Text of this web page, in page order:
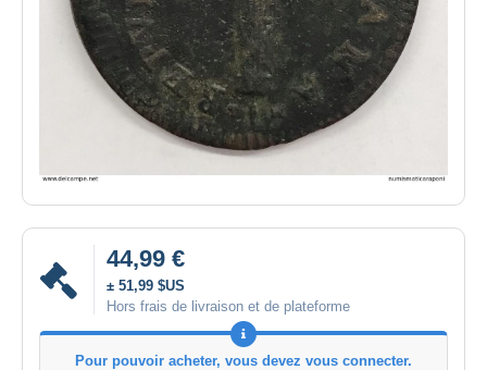
44,99 €
± 51,99 $US
Hors frais de livraison et de plateforme
Pour pouvoir acheter, vous devez vous connecter.